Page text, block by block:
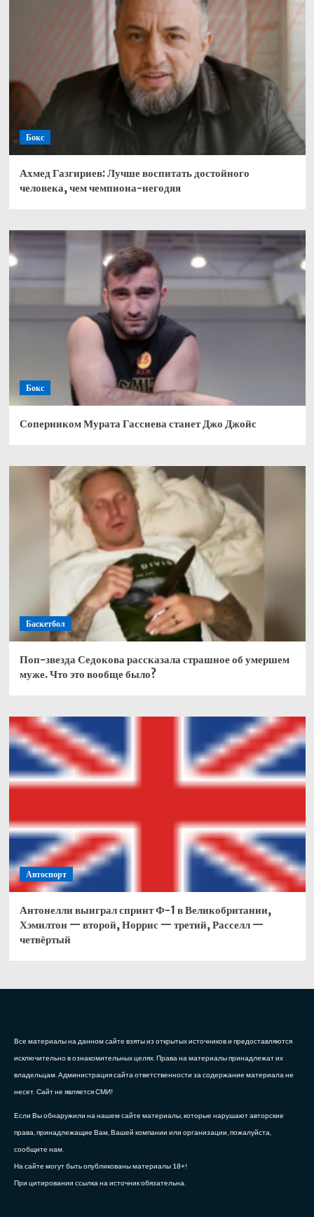
Бокс
Ахмед Газгириев: Лучше воспитать достойного
человека, чем чемпиона-негодяя
Бокс
Соперником Мурата Гассиева станет Джо Джойс
Баскетбол
Поп-звезда Седокова рассказала страшное об умершем
муже. Что это вообще было?
Автоспорт
Антонелли выиграл спринт Ф-1 в Великобритании,
Хэмилтон — второй, Норрис — третий, Расселл —
четвёртый
Все материалы на данном сайте взяты из открытых источников и предоставляются
исключительно в ознакомительных целях. Права на материалы принадлежат их
владельцам. Администрация сайта ответственности за содержание материала не
несет. Сайт не является СМИ!
Если Вы обнаружили на нашем сайте материалы, которые нарушают авторские
права, принадлежащие Вам, Вашей компании или организации, пожалуйста,
сообщите нам.
На сайте могут быть опубликованы материалы 18+!
При цитировании ссылка на источник обязательна.